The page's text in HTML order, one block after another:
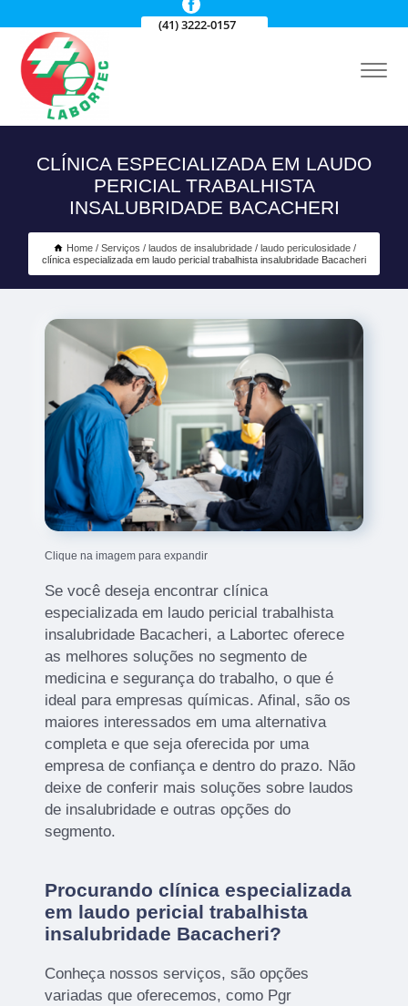
(41) 3222-0157
CLÍNICA ESPECIALIZADA EM LAUDO
PERICIAL TRABALHISTA
INSALUBRIDADE BACACHERI
Home Serviços laudos de insalubridade
laudo periculosidade
clínica especializada em laudo pericial trabalhista insalubridade Bacacheri
Clique na imagem para expandir
Se você deseja encontrar clínica
especializada em laudo pericial trabalhista
insalubridade Bacacheri, a Labortec oferece
as melhores soluções no segmento de
medicina e segurança do trabalho, o que é
ideal para empresas químicas. Afinal, são os
maiores interessados em uma alternativa
completa e que seja oferecida por uma
empresa de confiança e dentro do prazo. Não
deixe de conferir mais soluções sobre laudos
de insalubridade e outras opções do
segmento.
Procurando clínica especializada
em laudo pericial trabalhista
insalubridade Bacacheri?
Conheça nossos serviços, são opções
variadas que oferecemos, como Pgr